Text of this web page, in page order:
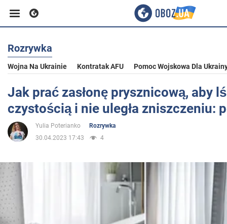
Biznes
Sport
Rozrywka
Polityka
Społeczeństwo
Rozrywka
Wojna Na Ukrainie Kontratak AFU Pomoc Wojskowa Dla
Jak prać zasłonę prysznicową, aby
czystością i nie uległa zniszczeniu:
Yulia Poterianko
Rozrywka
30.04.2023 17:43
4